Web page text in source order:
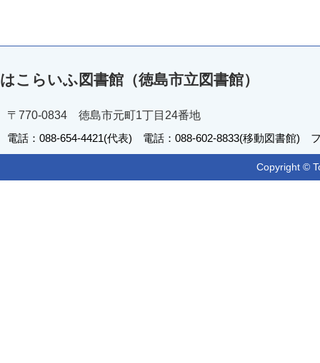
はこらいふ図書館（徳島市立図書館）
〒770-0834 徳島市元町1丁目24番地
電話：088-654-4421(代表) 電話：088-602-8833(移動図書館)
Copyright ©